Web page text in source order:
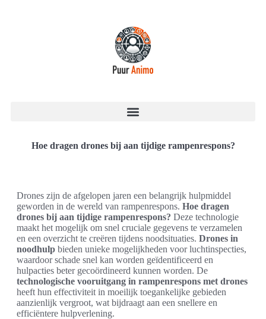
Hoe dragen drones bij aan tijdige rampenrespons?
Drones zijn de afgelopen jaren een belangrijk hulpmiddel
geworden in de wereld van rampenrespons. Hoe dragen
drones bij aan tijdige rampenrespons? Deze technologie
maakt het mogelijk om snel cruciale gegevens te verzamelen
en een overzicht te creëren tijdens noodsituaties. Drones in
noodhulp bieden unieke mogelijkheden voor luchtinspecties,
waardoor schade snel kan worden geïdentificeerd en
hulpacties beter gecoördineerd kunnen worden. De
technologische vooruitgang in rampenrespons met drones
heeft hun effectiviteit in moeilijk toegankelijke gebieden
aanzienlijk vergroot, wat bijdraagt aan een snellere en
efficiëntere hulpverlening.